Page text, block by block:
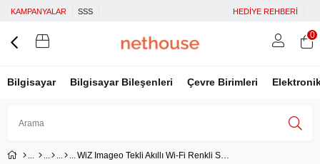
KAMPANYALAR SSS HEDİYE REHBERİ
Bilgisayar Bilgisayar Bileşenleri Çevre Birimleri
0
WiZ Imageo Tekli Akıllı Wi-Fi Renkli Spot Lamba